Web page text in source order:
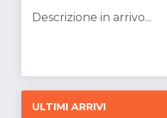
Descrizione in arrivo...
ULTIMI ARRIVI